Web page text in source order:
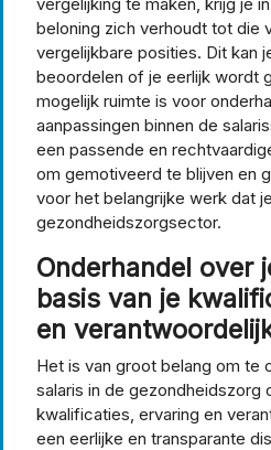
beloning zich verhoudt tot die
vergelijkbare posities. Dit kan
beoordelen of je eerlijk wordt
mogelijk ruimte is voor
aanpassingen binnen de
een passende en
om gemotiveerd te blijven en
voor het belangrijke werk dat
gezondheidszorgsector.
Onderhandel over
basis van je
en
Het is van groot belang om te
salaris in de gezondheidszorg
kwalificaties, ervaring en
een eerlijke en transparante